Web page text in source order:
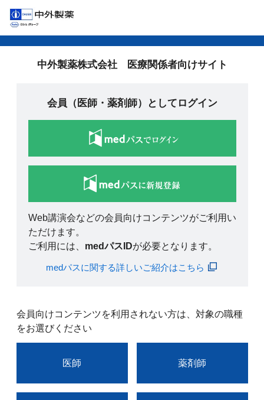
中外製薬株式会社 医療関係者向けサイト
会員（医師・薬剤師）としてログイン
Web講演会などの会員向けコンテンツがご利用い
ただけます。
ご利用には、 medパスIDが必要となります。
medパスに関する詳しいご紹介はこちら
会員向けコンテンツを利用されない方は、対象の職種
をお選びください
医師 薬剤師